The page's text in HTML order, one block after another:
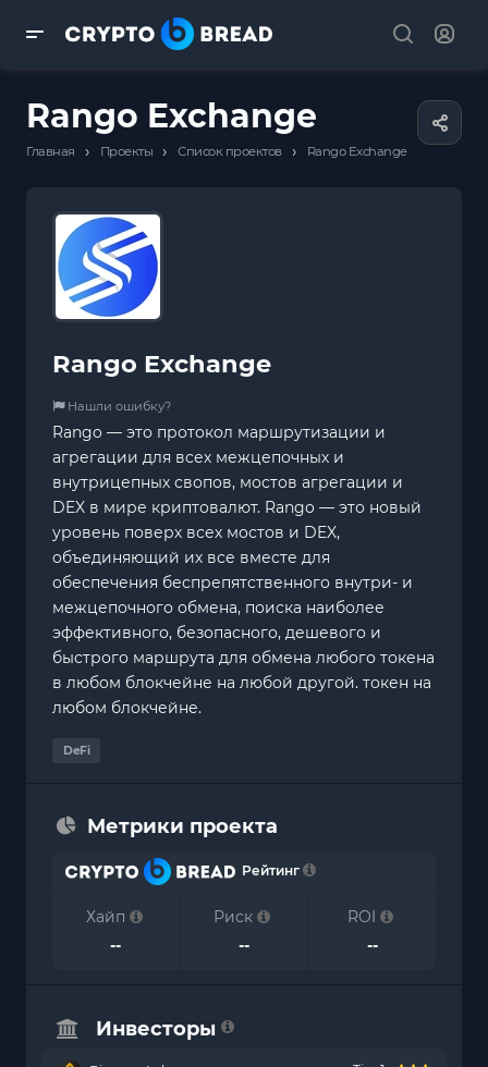
Rango Exchange
Главная › Проекты › Список проектов › Rango Exchange
Rango Exchange
Нашли ошибку?
Rango — это протокол маршрутизации и
агрегации для всех межцепочных и
внутрицепных свопов, мостов агрегации и
DEX в мире криптовалют. Rango — это новый
уровень поверх всех мостов и DEX,
объединяющий их все вместе для
обеспечения беспрепятственного внутри- и
межцепочного обмена, поиска наиболее
эффективного, безопасного, дешевого и
быстрого маршрута для обмена любого токена
в любом блокчейне на любой другой. токен на
любом блокчейне.
DeFi
Метрики проекта
Рейтинг
Хайп
--
Риск
--
ROI
--
Инвесторы